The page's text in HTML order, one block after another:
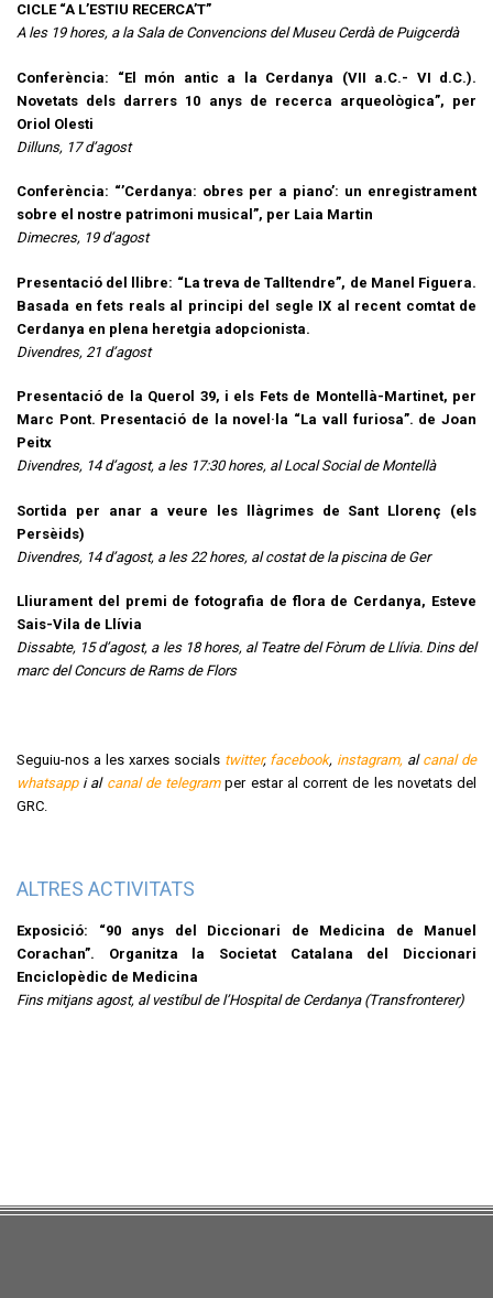
CICLE “A L’ESTIU RECERCA’T”
A les 19 hores, a la Sala de Convencions del Museu Cerdà de Puigcerdà
Conferència: “El món antic a la Cerdanya (VII a.C.- VI d.C.).
Novetats dels darrers 10 anys de recerca arqueològica”, per
Oriol Olesti
Dilluns, 17 d’agost
Conferència: “’Cerdanya: obres per a piano’: un enregistrament
sobre el nostre patrimoni musical”, per Laia Martin
Dimecres, 19 d’agost
Presentació del llibre: “La treva de Talltendre”, de Manel Figuera.
Basada en fets reals al principi del segle IX al recent comtat de
Cerdanya en plena heretgia adopcionista.
Divendres, 21 d’agost
Presentació de la Querol 39, i els Fets de Montellà-Martinet, per
Marc Pont. Presentació de la novel·la “La vall furiosa”. de Joan
Peitx
Divendres, 14 d’agost, a les 17:30 hores, al Local Social de Montellà
Sortida per anar a veure les llàgrimes de Sant Llorenç (els
Persèids)
Divendres, 14 d’agost, a les 22 hores, al costat de la piscina de Ger
Lliurament del premi de fotografia de flora de Cerdanya, Esteve
Sais-Vila de Llívia
Dissabte, 15 d’agost, a les 18 hores, al Teatre del Fòrum de Llívia. Dins del
marc del Concurs de Rams de Flors
Seguiu-nos a les xarxes socials twitter, facebook, instagram, al canal de
whatsappi al canal de telegramper estar al corrent de les novetats del
GRC.
ALTRES ACTIVITATS
Exposició: “90 anys del Diccionari de Medicina de Manuel
Corachan”. Organitza la Societat Catalana del Diccionari
Enciclopèdic de Medicina
Fins mitjans agost, al vestíbul de l’Hospital de Cerdanya (Transfronterer)